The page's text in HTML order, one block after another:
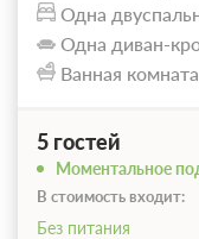
Одна
Одна диван-
Ванная
5 гостей
Моментальное
В стоимость входит:
Без питания